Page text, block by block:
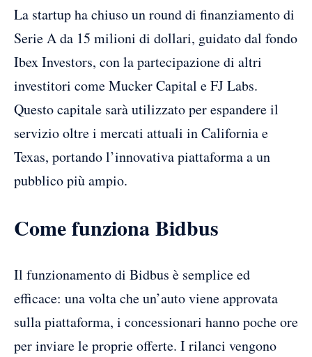
La startup ha chiuso un round di finanziamento di
Serie A da 15 milioni di dollari, guidato dal fondo
Ibex Investors, con la partecipazione di altri
investitori come Mucker Capital e FJ Labs.
Questo capitale sarà utilizzato per espandere il
servizio oltre i mercati attuali in California e
Texas, portando l’innovativa piattaforma a un
pubblico più ampio.
Come funziona Bidbus
Il funzionamento di Bidbus è semplice ed
efficace: una volta che un’auto viene approvata
sulla piattaforma, i concessionari hanno poche ore
per inviare le proprie offerte. I rilanci vengono